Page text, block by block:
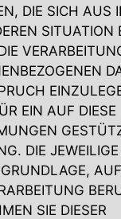
DIE SICH AUS
SITUATION
EIN AUF DIESE
DIE JEWEILIGE
SIE DIESER